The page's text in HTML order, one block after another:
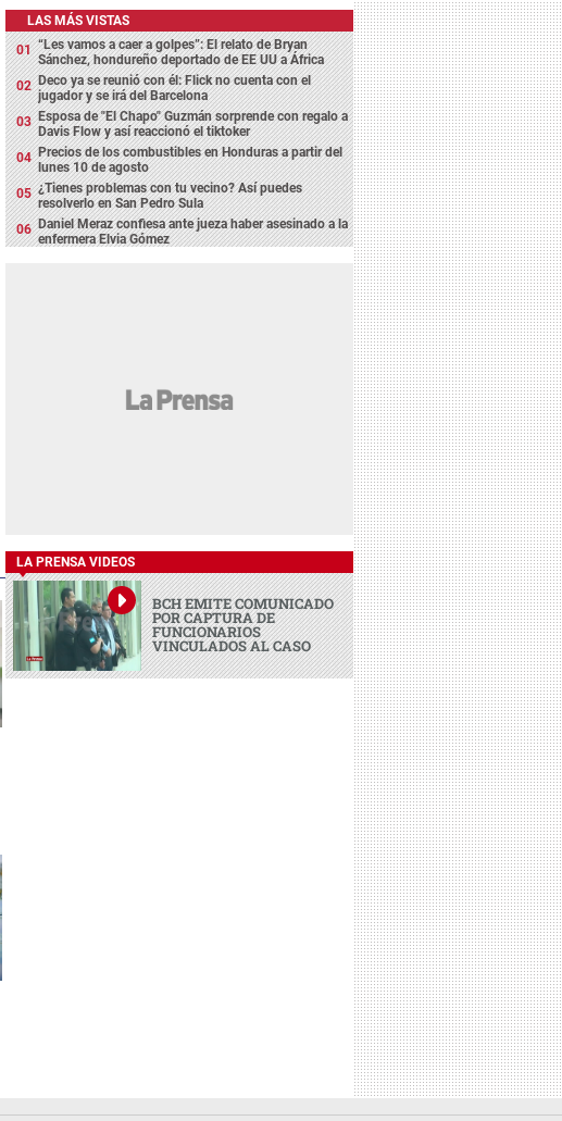
LAS MÁS VISTAS
“Les vamos a caer a golpes”: El relato de Bryan
Sánchez, hondureño deportado de EE UU a África
Deco ya se reunió con él: Flick no cuenta con el
jugador y se irá del Barcelona
Esposa de "El Chapo" Guzmán sorprende con regalo a
Davis Flow y así reaccionó el tiktoker
Precios de los combustibles en Honduras a partir del
lunes 10 de agosto
¿Tienes problemas con tu vecino? Así puedes
resolverlo en San Pedro Sula
Daniel Meraz confiesa ante jueza haber asesinado a la
enfermera Elvia Gómez
LA PRENSA VIDEOS
BCH EMITE COMUNICADO
POR CAPTURA DE
FUNCIONARIOS
VINCULADOS AL CASO